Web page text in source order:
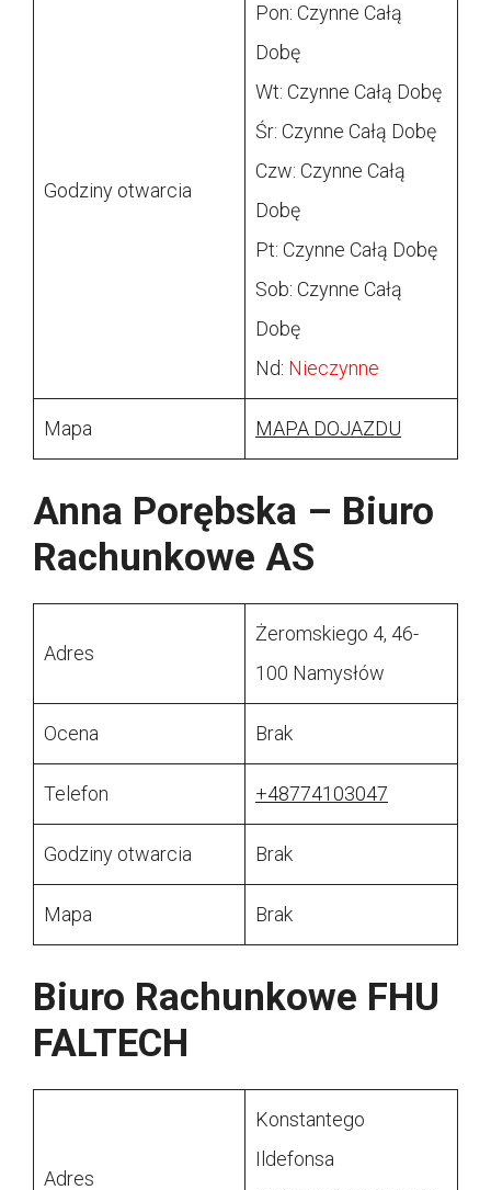
Godziny otwarcia
Pon: Czynne Całą
Dobę
Wt: Czynne Całą Dobę
Śr: Czynne Całą Dobę
Czw: Czynne Całą
Dobę
Pt: Czynne Całą Dobę
Sob: Czynne Całą
Dobę
Nd: Nieczynne
Mapa MAPA DOJAZDU
Anna Porębska – Biuro
Rachunkowe AS
Adres
Żeromskiego 4, 46-
100 Namysłów
Ocena Brak
Telefon +48774103047
Godziny otwarcia Brak
Mapa Brak
Biuro Rachunkowe FHU
FALTECH
Adres
Konstantego
Ildefonsa